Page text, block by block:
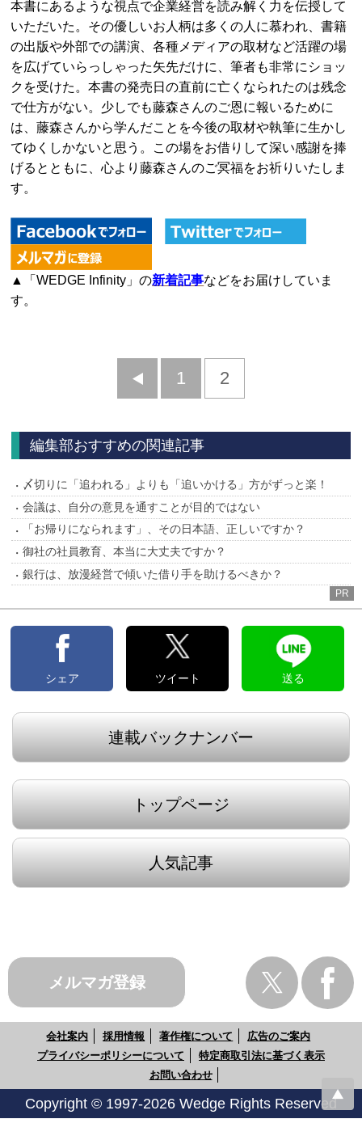
本書にあるような視点で企業経営を読み解く力を伝授して
いただいた。その優しいお人柄は多くの人に慕われ、書籍
の出版や外部での講演、各種メディアの取材など活躍の場
を広げていらっしゃった矢先だけに、筆者も非常にショッ
クを受けた。本書の発売日の直前に亡くなられたのは残念
で仕方がない。少しでも藤森さんのご恩に報いるために
は、藤森さんから学んだことを今後の取材や執筆に生かし
てゆくしかないと思う。この場をお借りして深い感謝を捧
げるとともに、心より藤森さんのご冥福をお祈りいたしま
す。
▲「WEDGE Infinity」の新着記事などをお届けしていま
す。
前
1 2
編集部おすすめの関連記事
〆切りに「追われる」よりも「追いかける」方がずっと楽！
会議は、自分の意見を通すことが目的ではない
「お帰りになられます」、その日本語、正しいですか？
御社の社員教育、本当に大丈夫ですか？
銀行は、放漫経営で傾いた借り手を助けるべきか？
PR
シェア ツイート 送る
連載バックナンバー
トップページ
人気記事
メルマガ登録
会社案内 採用情報 著作権について
広告のご案内
プライバシーポリシーについて
特定商取引法に基づく表示
お問い合わせ
Copyright © 1997-2026 Wedge Rights Reserved